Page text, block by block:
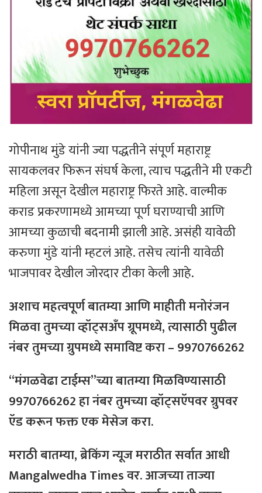
गोपीनाथ मुंडे यांनी ज्या पद्धतीने संपूर्ण महाराष्ट्र
सायकलवर फिरून संघर्ष केला, त्याच पद्धतीने मी एकटी
महिला असून देखील महाराष्ट्र फिरते आहे. वाल्मीक
कराड प्रकरणामध्ये आमच्या पूर्ण घराण्याची आणि
आमच्या कुळाची बदनामी झाली आहे. असंही यावेळी
करुणा मुंडे यांनी म्हटलं आहे. तसेच त्यांनी यावेळी
भाजपावर देखील जोरदार टीका केली आहे.
अशाच महत्वपूर्ण बातम्या आणि माहीती मनोरंजन
मिळवा तुमच्या व्हॉट्सअँप ग्रूपमध्ये, त्यासाठीपुढील
नंबरतुमच्याग्रुपमध्येसमाविष्टकरा – 9970766262
“मंगळवेढा टाईम्स”च्या बातम्या मिळविण्यासाठी
9970766262 हा नंबर तुमच्या व्हॉट्सऍपवर ग्रुपवर
ऍड करून फक्त एक मेसेज करा.
मराठी बातम्या, ब्रेकिंग न्यूज मराठीत सर्वात आधी
Mangalwedha Times वर.आजच्याताज्या